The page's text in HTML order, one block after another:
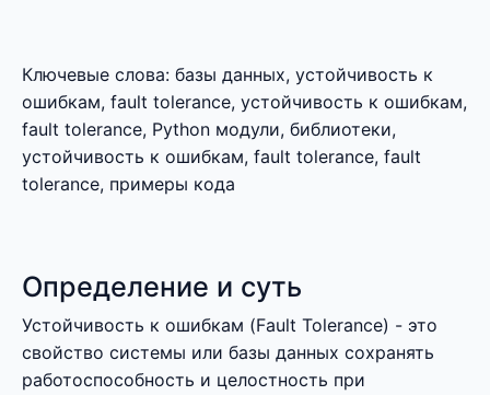
Ключевые слова: базы данных, устойчивость к
ошибкам, fault tolerance, устойчивость к ошибкам,
fault tolerance, Python модули, библиотеки,
устойчивость к ошибкам, fault tolerance, fault
tolerance, примеры кода
Определение и суть
Устойчивость к ошибкам (Fault Tolerance) - это
свойство системы или базы данных сохранять
работоспособность и целостность при